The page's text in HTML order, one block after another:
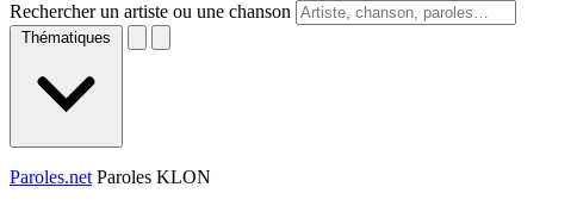
Rechercher un artiste ou une chanson
Thématiques
Paroles.net Paroles KLON